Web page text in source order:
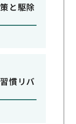
と駆除
慣リバ